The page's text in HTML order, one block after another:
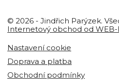
© 2026 - Jindřich Parýzek.
Internetový obchod od WEB-
Nastavení cookie
Doprava a platba
Obchodní podmínky